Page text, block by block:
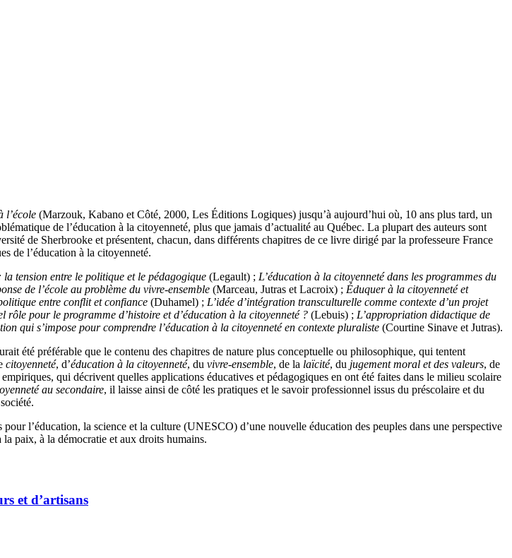
l’école (Marzouk, Kabano et Côté, 2000, Les Éditions Logiques) jusqu’à aujourd’hui où, 10 ans plus tard, un
de l’éducation à la citoyenneté, plus que jamais d’actualité au Québec. La plupart des auteurs sont
de Sherbrooke et présentent, chacun, dans différents chapitres de ce livre dirigé par la professeure France
de l’éducation à la citoyenneté.
tension entre le politique et le pédagogique (Legault) ; L’éducation à la citoyenneté dans les programmes du
de l’école au problème du vivre-ensemble (Marceau, Jutras et Lacroix) ; Éduquer à la citoyenneté et
entre conflit et confiance (Duhamel) ; L’idée d’intégration transculturelle comme contexte d’un projet
rôle pour le programme d’histoire et d’éducation à la citoyenneté ? (Lebuis) ; L’appropriation didactique de
qui s’impose pour comprendre l’éducation à la citoyenneté en contexte pluraliste (Courtine Sinave et Jutras).
été préférable que le contenu des chapitres de nature plus conceptuelle ou philosophique, qui tentent
citoyenneté, d’éducation à la citoyenneté, du vivre-ensemble, de la laïcité, du jugement moral et des valeurs, de
qui décrivent quelles applications éducatives et pédagogiques en ont été faites dans le milieu scolaire
au secondaire, il laisse ainsi de côté les pratiques et le savoir professionnel issus du préscolaire et du
l’éducation, la science et la culture (UNESCO) d’une nouvelle éducation des peuples dans une perspective
paix, à la démocratie et aux droits humains.
et d’artisans